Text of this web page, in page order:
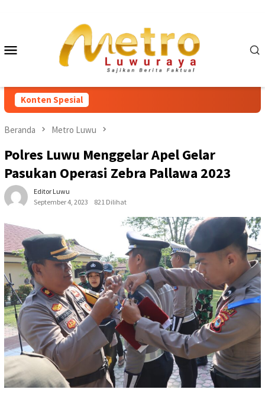
Mobile
Konten Spesial
Beranda Metro Luwu
Polres Luwu Menggelar Apel Gelar
Pasukan Operasi Zebra Pallawa 2023
Editor Luwu
September 4, 2023
821 Dilihat